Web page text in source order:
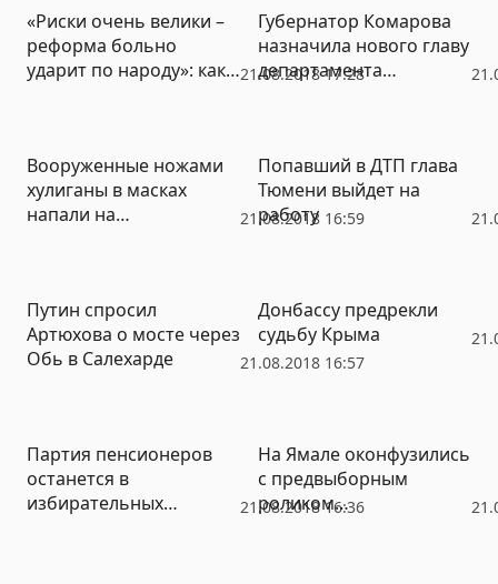
21.08.2018 17:28
«Риски очень велики –
реформа больно
ударит по народу»: как
Губернатор Комарова
назначила нового главу
департамента
21.08.2018 16:59
Вооруженные ножами
хулиганы в масках
напали на
Попавший в ДТП глава
Тюмени выйдет на
работу
21.08.2018 16:57
Путин спросил
Артюхова о мосте через
Обь в Салехарде
Донбассу предрекли
судьбу Крыма
21.08.2018 16:36
Партия пенсионеров
останется в
избирательных
На Ямале оконфузились
с предвыборным
роликом